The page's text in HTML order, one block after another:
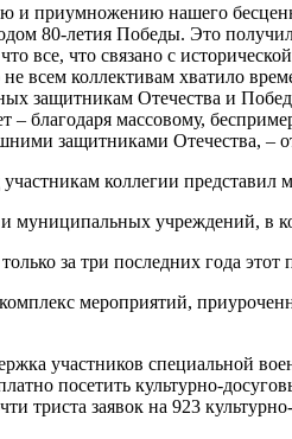
и приумножению нашего
80-летия Победы. Это
все, что связано с
всем коллективам хватило
защитникам Отечества и
благодаря массовому,
защитниками Отечества, –
коллегии
муниципальных учреждений, в
за три последних года этот
мероприятий,
участников специальной
посетить культурно-
заявок на 923